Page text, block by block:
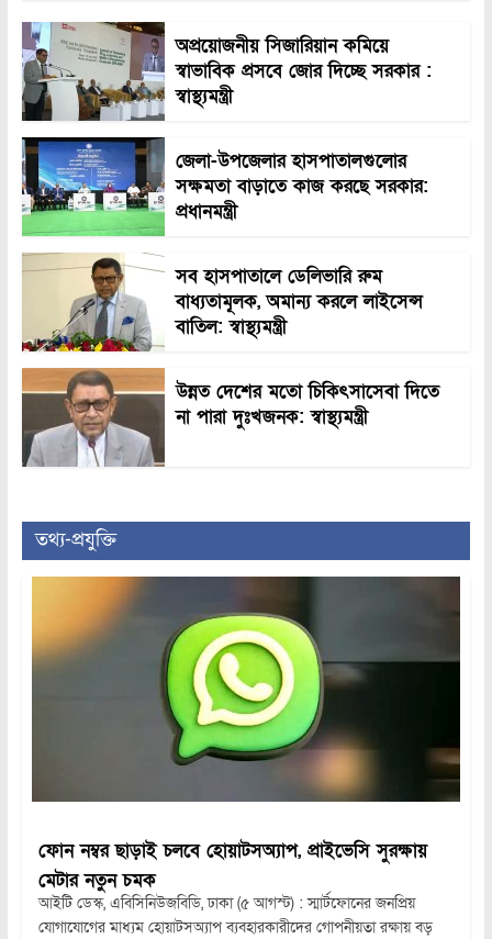
অপ্রয়োজনীয় সিজারিয়ান কমিয়ে
স্বাভাবিক প্রসবে জোর দিচ্ছে সরকার :
স্বাস্থ্যমন্ত্রী
জেলা-উপজেলার হাসপাতালগুলোর
সক্ষমতা বাড়াতে কাজ করছে সরকার:
প্রধানমন্ত্রী
সব হাসপাতালে ডেলিভারি রুম
বাধ্যতামূলক, অমান্য করলে লাইসেন্স
বাতিল: স্বাস্থ্যমন্ত্রী
উন্নত দেশের মতো চিকিৎসাসেবা দিতে
না পারা দুঃখজনক: স্বাস্থ্যমন্ত্রী
তথ্য-প্রযুক্তি
ফোন নম্বর ছাড়াই চলবে হোয়াটসঅ্যাপ, প্রাইভেসি সুরক্ষায়
মেটার নতুন চমক
আইটি ডেস্ক, এবিসিনিউজবিডি, ঢাকা (৫ আগস্ট) : স্মার্টফোনের জনপ্রিয়
যোগাযোগের মাধ্যম হোয়াটসঅ্যাপ ব্যবহারকারীদের গোপনীয়তা রক্ষায় বড়